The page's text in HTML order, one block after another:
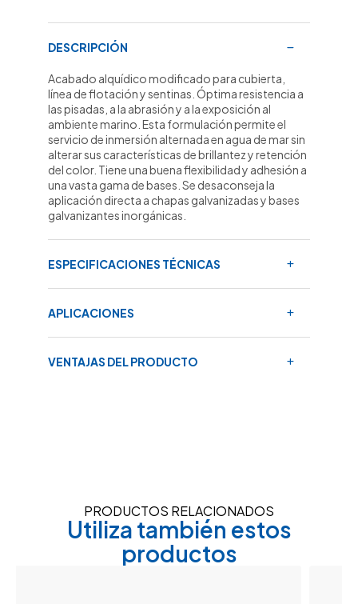
DESCRIPCIÓN
Acabado alquídico modificado para cubierta,
línea de flotación y sentinas. Óptima resistencia a
las pisadas, a la abrasión y a la exposición al
ambiente marino. Esta formulación permite el
servicio de inmersión alternada en agua de mar sin
alterar sus características de brillantez y retención
del color. Tiene una buena flexibilidad y adhesión a
una vasta gama de bases. Se desaconseja la
aplicación directa a chapas galvanizadas y bases
galvanizantes inorgánicas.
ESPECIFICACIONES TÉCNICAS
APLICACIONES
VENTAJAS DEL PRODUCTO
PRODUCTOS RELACIONADOS
Utiliza también estos
productos